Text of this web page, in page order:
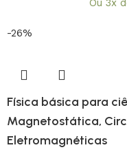
Ou 3x
-26%
Física básica para
Magnetostática,
Eletromagnéticas